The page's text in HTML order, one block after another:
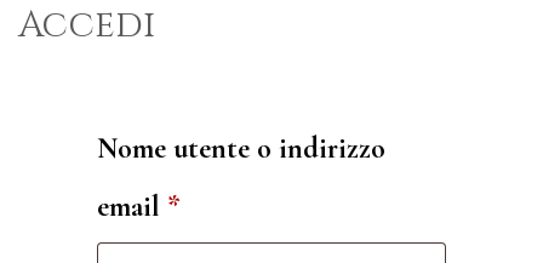
Accedi
Nome utente o indirizzo
email *Richiesto